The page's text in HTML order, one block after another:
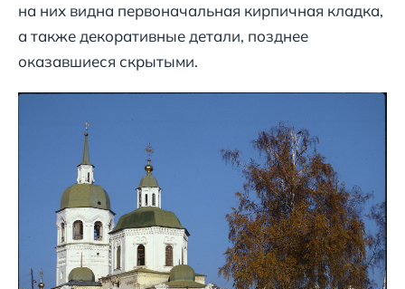
на них видна первоначальная кирпичная кладка,
а также декоративные детали, позднее
оказавшиеся скрытыми.